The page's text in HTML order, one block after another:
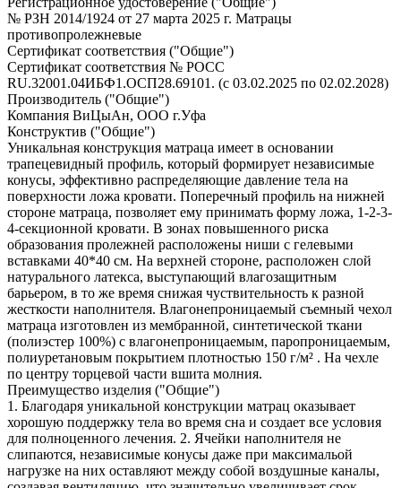
№ РЗН 2014/1924 от 27 марта 2025 г. Матрацы
противопролежневые
Сертификат соответствия ("Общие")
Сертификат соответствия № РОСС
RU.32001.04ИБФ1.ОСП28.69101. (с 03.02.2025 по 02.02.2028)
Производитель ("Общие")
Компания ВиЦыАн, ООО г.Уфа
Конструктив ("Общие")
Уникальная конструкция матраца имеет в основании
трапецевидный профиль, который формирует независимые
конусы, эффективно распределяющие давление тела на
поверхности ложа кровати. Поперечный профиль на нижней
стороне матраца, позволяет ему принимать форму ложа, 1-2-3-
4-секционной кровати. В зонах повышенного риска
образования пролежней расположены ниши с гелевыми
вставками 40*40 см. На верхней стороне, расположен слой
натурального латекса, выступающий влагозащитным
барьером, в то же время снижая чуствительность к разной
жесткости наполнителя. Влагонепроницаемый съемный чехол
матраца изготовлен из мембранной, синтетической ткани
(полиэстер 100%) с влагонепроницаемым, паропроницаемым,
полиуретановым покрытием плотностью 150 г/м² . На чехле
по центру торцевой части вшита молния.
Преимущество изделия ("Общие")
1. Благодаря уникальной конструкции матрац оказывает
хорошую поддержку тела во время сна и создает все условия
для полноценного лечения. 2. Ячейки наполнителя не
слипаются, независимые конусы даже при максимальой
нагрузке на них оставляют между собой воздушные каналы,